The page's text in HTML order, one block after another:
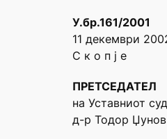
У.бр.161/2001
11 декември
С к о п ј е
ПРЕТСЕДАТЕЛ
на Уставниот
д-р Тодор Џунов